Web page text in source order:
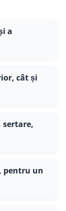
a
cât și
sertare,
pentru un